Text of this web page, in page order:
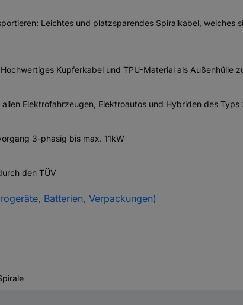
Leichtes und platzsparendes Spiralkabel,
Kupferkabel und TPU-Material als Außenhülle
Elektrofahrzeugen, Elektroautos und Hybriden des Typs
3-phasig bis max. 11kW
den TÜV
Batterien, Verpackungen)